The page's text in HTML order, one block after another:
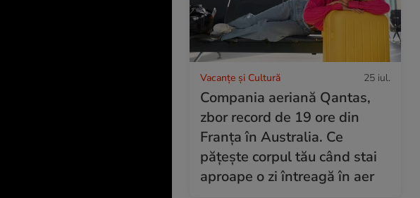
Vacanțe și Cultură 25 iul.
Compania aeriană Qantas,
zbor record de 19 ore din
Franța în Australia. Ce
pățește corpul tău când stai
aproape o zi întreagă în aer